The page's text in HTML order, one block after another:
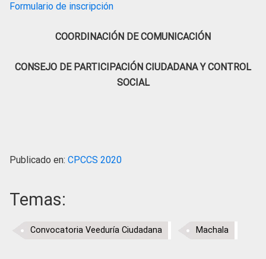
Formulario de inscripción
COORDINACIÓN DE COMUNICACIÓN
CONSEJO DE PARTICIPACIÓN CIUDADANA Y CONTROL
SOCIAL
Publicado en: CPCCS 2020
Temas:
Convocatoria Veeduría Ciudadana Machala